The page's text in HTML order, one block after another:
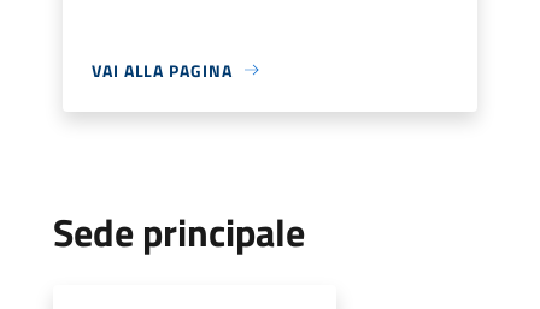
VAI ALLA PAGINA
Sede principale